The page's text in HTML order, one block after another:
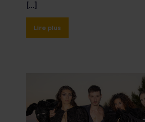
[...]
Lire plus